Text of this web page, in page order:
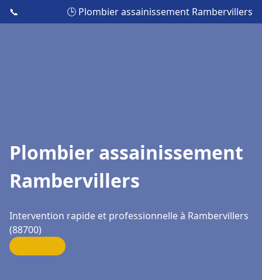
📞 🕒 Plombier assainissement Rambervillers
Plombier assainissement
Rambervillers
Intervention rapide et professionnelle à Rambervillers
(88700)